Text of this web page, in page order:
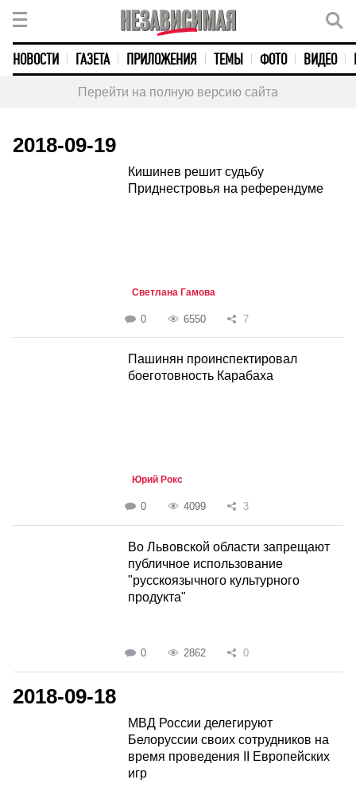
НОВОСТИ ГАЗЕТА ПРИЛОЖЕНИЯ ТЕМЫ ФОТО ВИДЕО
Перейти на полную версию сайта
2018-09-19
Кишинев решит судьбу
Приднестровья на референдуме
Светлана Гамова
0 6550 7
Пашинян проинспектировал
боеготовность Карабаха
Юрий Рокс
0 4099 3
Во Львовской области запрещают
публичное использование
"русскоязычного культурного
продукта"
0 2862 0
2018-09-18
МВД России делегируют
Белоруссии своих сотрудников на
время проведения II Европейских
игр